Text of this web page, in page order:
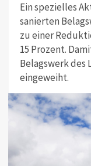
Ein spezielles
sanierten
zu einer
15 Prozent.
Belagswerk des
eingeweiht.